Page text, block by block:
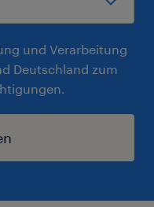
und Verarbeitung
Deutschland zum